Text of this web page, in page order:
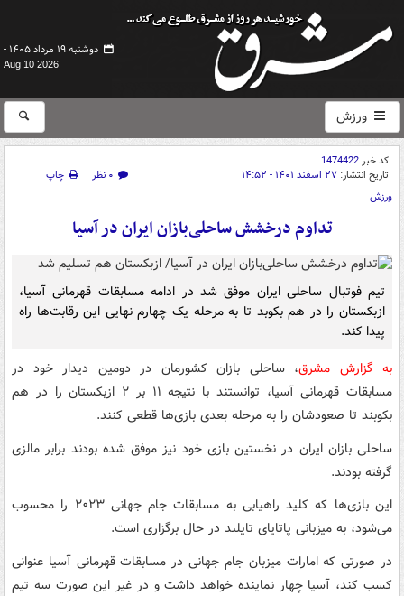
دوشنبه ۱۹ مرداد ۱۴۰۵ -
Aug 10 2026
ورزش
کد خبر1474422
تاریخ انتشار: ۲۷ اسفند ۱۴۰۱ - ۱۴:۵۲ ۰ نظر
چاپ
ورزش
تداوم درخشش ساحلی‌بازان ایران در آسیا
تیم فوتبال ساحلی ایران موفق شد در ادامه مسابقات قهرمانی آسیا،
ازبکستان را در هم بکوبد تا به مرحله یک چهارم نهایی این رقابت‌ها راه
پیدا کند.
به گزارش مشرق، ساحلی بازان کشورمان در دومین دیدار خود در
مسابقات قهرمانی آسیا، توانستند با نتیجه ۱۱ بر ۲ ازبکستان را در هم
بکوبند تا صعودشان را به مرحله بعدی بازی‌ها قطعی کنند.
ساحلی بازان ایران در نخستین بازی خود نیز موفق شده بودند برابر مالزی
گرفته بودند.
این بازی‌ها که کلید راهیابی به مسابقات جام جهانی ۲۰۲۳ را محسوب
می‌شود، به میزبانی پاتایای تایلند در حال برگزاری است.
در صورتی که امارات میزبان جام جهانی در مسابقات قهرمانی آسیا عنوانی
کسب کند، آسیا چهار نماینده خواهد داشت و در غیر این صورت سه تیم